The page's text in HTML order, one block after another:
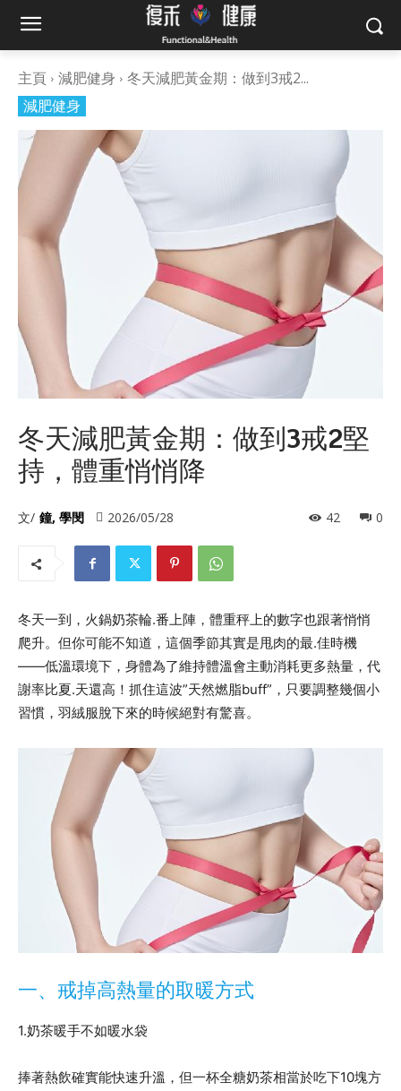
主頁 減肥健身
冬天減肥黃金期：做到3戒2...
減肥健身
冬天減肥黃金期：做到3戒2堅
持，體重悄悄降
文/ 鐘, 學閔 2026/05/28 0
42
冬天一到，火鍋奶茶輪.番上陣，體重秤上的數字也跟著悄悄
爬升。但你可能不知道，這個季節其實是甩肉的最.佳時機
——低溫環境下，身體為了維持體溫會主動消耗更多熱量，代
謝率比夏.天還高！抓住這波”天然燃脂buff”，只要調整幾個小
習慣，羽絨服脫下來的時候絕對有驚喜。
一、戒掉高熱量的取暖方式
1.奶茶暖手不如暖水袋
捧著熱飲確實能快速升溫，但一杯全糖奶茶相當於吃下10塊方